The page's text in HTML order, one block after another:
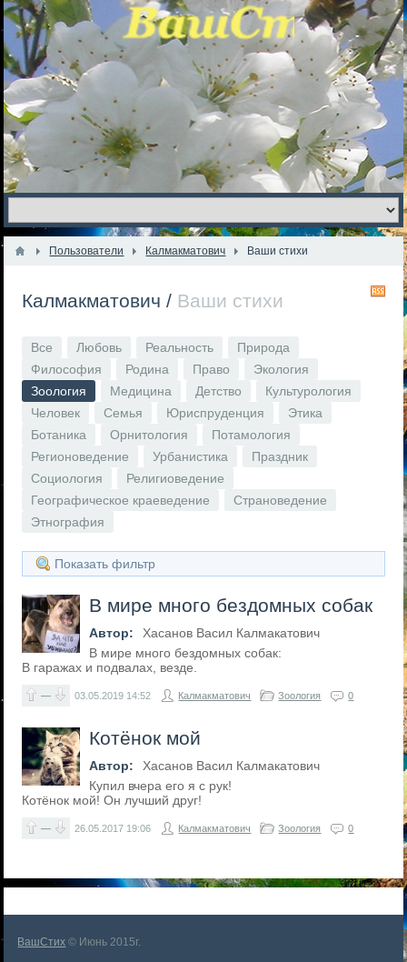
Пользователи Калмакматович Ваши стихи
Калмакматович / Ваши стихи
Все Любовь Реальность
Природа
Философия
Родина Право
Экология
Зоология
Медицина Детство
Культурология
Человек
Семья Юриспруденция
Этика
Ботаника
Орнитология
Потамология
Регионоведение
Урбанистика
Праздник
Социология
Религиоведение
Географическое краеведение
Страноведение
Этнография
Показать фильтр
В мире много бездомных собак
Автор:
Хасанов Васил Калмакатович
В мире много бездомных собак:
В гаражах и подвалах, везде.
— 03.05.2019 14:52 Калмакматович Зоология 0
Котёнок мой
Автор:
Хасанов Васил Калмакатович
Купил вчера его я с рук!
Котёнок мой! Он лучший друг!
— 26.05.2017 19:06 Калмакматович Зоология 0
ВашСтих © Июнь 2015г.